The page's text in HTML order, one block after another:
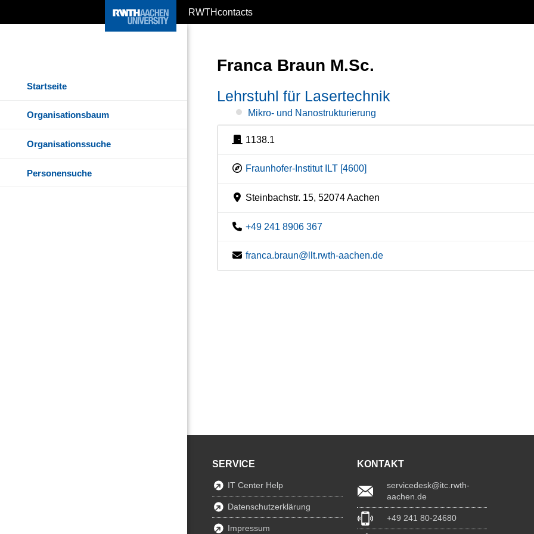
RWTHcontacts
Startseite
Organisationsbaum
Organisationssuche
Personensuche
Franca Braun M.Sc.
Lehrstuhl für Lasertechnik
Mikro- und Nanostrukturierung
1138.1
Fraunhofer-Institut ILT [4600]
Steinbachstr. 15, 52074 Aachen
+49 241 8906 367
franca.braun@llt.rwth-aachen.de
SERVICE
IT Center Help
Datenschutzerklärung
Impressum
KONTAKT
servicedesk@itc.rwth-
aachen.de
+49 241 80-24680